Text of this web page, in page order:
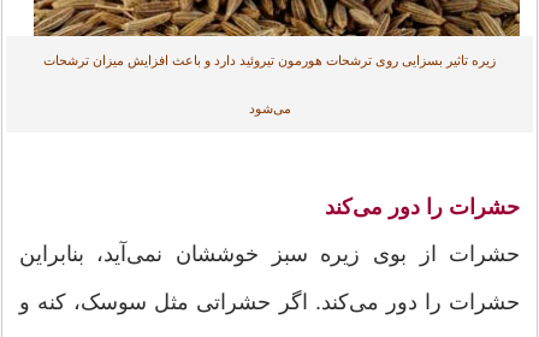
زیره تاثیر بسزایی روی ترشحات هورمون تیروئید دارد و باعث افزایش میزان ترشحات
می‌شود
حشرات را دور می‌کند
حشرات از بوی زیره سبز خوششان نمی‌آید، بنابراین
حشرات را دور می‌کند. اگر حشراتی مثل سوسک، کنه و